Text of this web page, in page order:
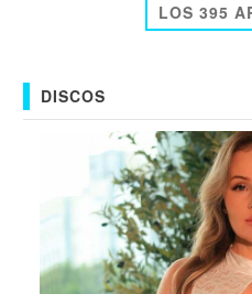
LOS 395
DISCOS